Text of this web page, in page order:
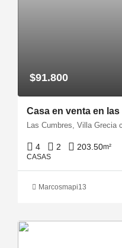
$91.800
Casa en venta en
4 2 203.50m²
CASAS
Marcosmapi13